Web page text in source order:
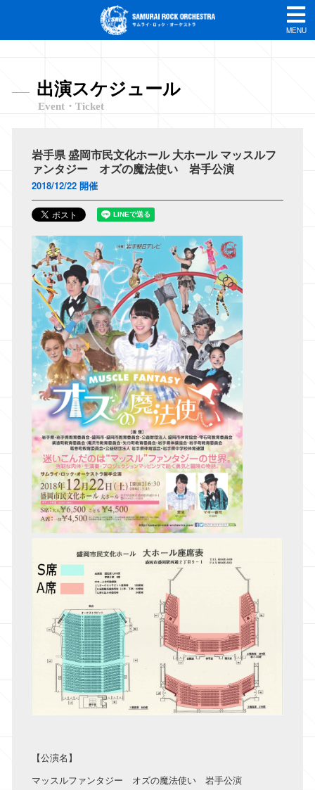
MENU
出演スケジュール
Event・Ticket
岩手県 盛岡市民文化ホール 大ホール マッスルフ
ァンタジー オズの魔法使い 岩手公演
2018/12/22 開催
【公演名】
マッスルファンタジー オズの魔法使い 岩手公演